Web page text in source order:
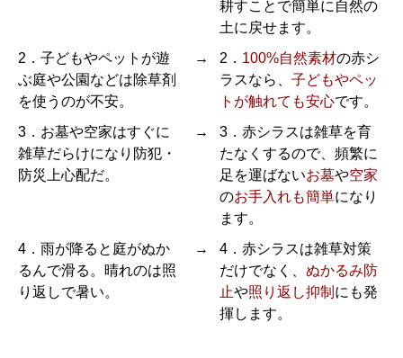
耕すことで簡単に自然の
土に戻せます。
2．子どもやペットが遊
ぶ庭や公園などは除草剤
を使うのが不安。
→ 2． 100%自然素材の赤シ
ラスなら、 子どもやペッ
トが触れても安心です。
3．お墓や空家はすぐに
雑草だらけになり防犯・
防災上心配だ。
→
3．赤シラスは雑草を育
たなくするので、頻繁に
足を運ばないお墓や空家
のお手入れも簡単になり
ます。
4．雨が降ると庭がぬか
るんで滑る。晴れのは照
り返しで暑い。
→
4．赤シラスは雑草対策
だけでなく、 ぬかるみ防
止や照り返し抑制 にも発
揮します。